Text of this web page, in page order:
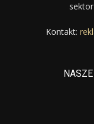
Kontakt: